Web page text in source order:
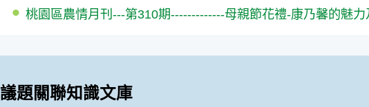
桃園區農情月刊---第310期-------------母親節花禮-康乃馨的魅
議題關聯知識文庫